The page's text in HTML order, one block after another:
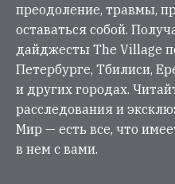
преодоление, травмы,
оставаться собой.
дайджесты The Village
Петербурге, Тбилиси,
и других городах.
расследования и
Мир — есть все, что
в нем с вами.